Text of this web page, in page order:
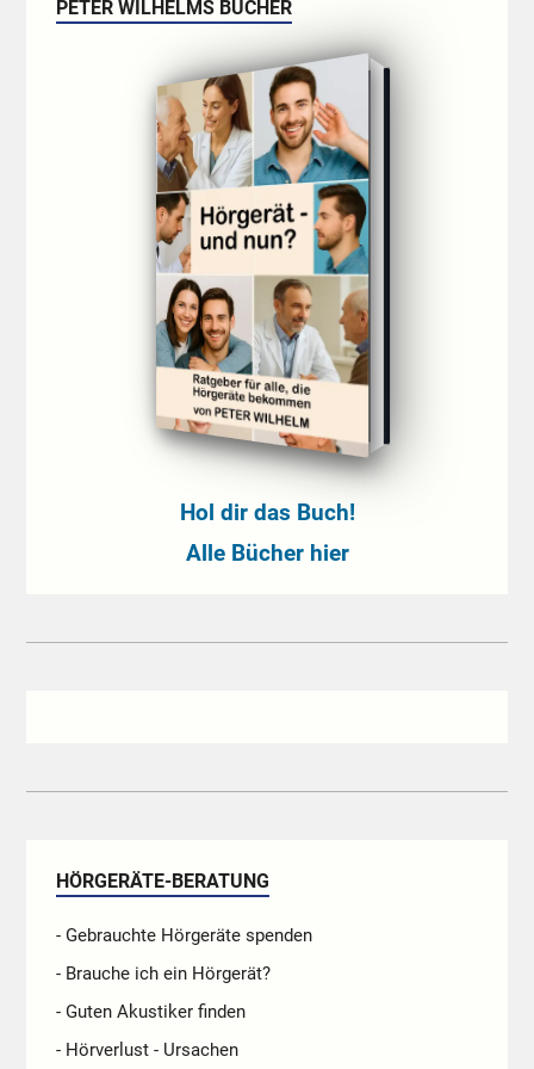
PETER WILHELMS BÜCHER
Hol dir das Buch!
Alle Bücher hier
HÖRGERÄTE-BERATUNG
- Gebrauchte Hörgeräte spenden
- Brauche ich ein Hörgerät?
- Guten Akustiker finden
- Hörverlust - Ursachen